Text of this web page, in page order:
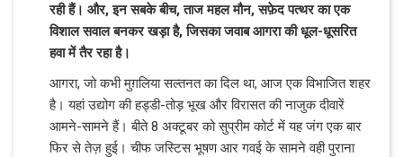
रही हैं। और, इन सबके बीच, ताज महल मौन, सफ़ेद पत्थर का एक
विशाल सवाल बनकर खड़ा है, जिसका जवाब आगरा की धूल-धूसरित
हवा में तैर रहा है।
आगरा, जो कभी मुग़लिया सल्तनत का दिल था, आज एक विभाजित शहर
है। यहां उद्योग की हड्डी-तोड़ भूख और विरासत की नाजुक दीवारें
आमने-सामने हैं। बीते 8 अक्टूबर को सुप्रीम कोर्ट में यह जंग एक बार
फिर से तेज़ हुई। चीफ जस्टिस भूषण आर गवई के सामने वही पुराना